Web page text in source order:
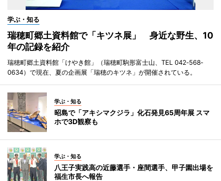
学ぶ・知る
瑞穂町郷土資料館で「キツネ展」 身近な野生、10
年の記録を紹介
瑞穂町郷土資料館「けやき館」（瑞穂町駒形富士山、TEL 042‐568‐
0634）で現在、夏の企画展「瑞穂のキツネ」が開催されている。
学ぶ・知る
昭島で「アキシマクジラ」化石発見65周年展 スマ
ホで3D観察も
学ぶ・知る
八王子実践高の近藤選手・座間選手、甲子園出場を
福生市長へ報告